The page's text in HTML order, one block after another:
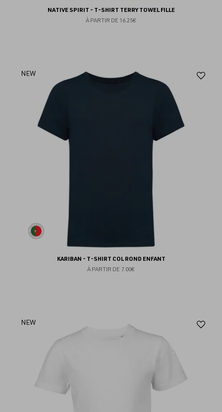
NATIVE SPIRIT - T-SHIRT TERRY TOWEL FILLE
À PARTIR DE 16.25€
NEW
KARIBAN - T-SHIRT COL ROND ENFANT
À PARTIR DE 7.00€
NEW